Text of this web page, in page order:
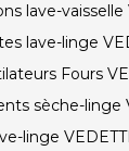
lave-vaisselle
lave-linge
Fours
sèche-linge
linge